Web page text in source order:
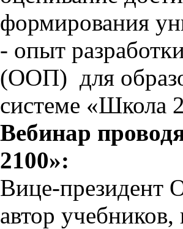
формирования
- опыт
(ООП) для
системе «Школа
Вебинар
2100»:
Вице-
автор учебников,